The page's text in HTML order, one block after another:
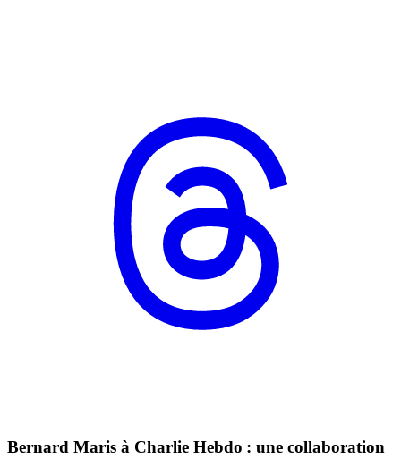
Bernard Maris à Charlie Hebdo : une collaboration